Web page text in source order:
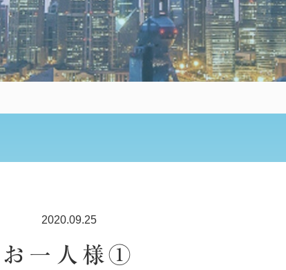
2020.09.25
お一人様①